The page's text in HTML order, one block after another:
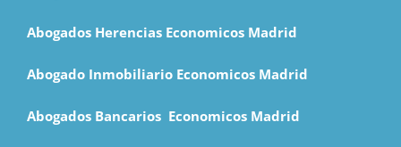
Abogados Herencias Economicos Madrid
Abogado Inmobiliario Economicos Madrid
Abogados Bancarios Economicos Madrid